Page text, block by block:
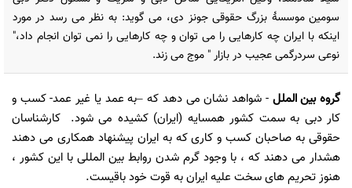
سومین موسسۀ بزرگ حقوقی جونز دی، می گوید: به نظر می رسد در مورد
اینکه با ایران چه کارهایی را می توان و چه کارهایی را نمی توان انجام داد،"
نوعی سردرگمی عجیب در بازار " موج می زند.
گروه بین الملل - شواهد نشان می دهد که –به عمد یا غیر عمد- کسب و
کار دبی به سمت کشور همسایه (ایران) کشیده می شود. کارشناسان
حقوقی به صاحبان کسب و کاری که به ایران پیشنهاد همکاری می دهند
هشدار می دهند که ، با وجود گرم شدن روابط بین المللی با این کشور ،
هنوز تحریم های سخت علیه ایران به قوت خود باقیست.